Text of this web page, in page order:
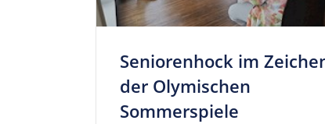
Senio­ren­hock im
der Oly­mi­schen
Sommerspiele